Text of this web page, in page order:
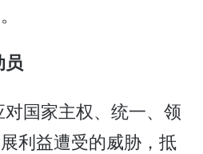
员
国家主权、统一、领
利益遭受的威胁，抵